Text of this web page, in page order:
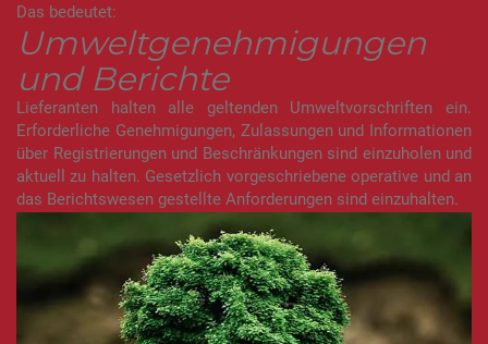
Das bedeutet:
Umweltgenehmigungen
und Berichte
Lieferanten halten alle geltenden Umweltvorschriften ein.
Erforderliche Genehmigungen, Zulassungen und Informationen
über Registrierungen und Beschränkungen sind einzuholen und
aktuell zu halten. Gesetzlich vorgeschriebene operative und an
das Berichtswesen gestellte Anforderungen sind einzuhalten.